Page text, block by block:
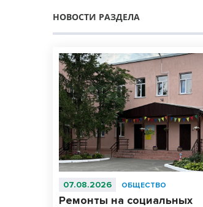
НОВОСТИ РАЗДЕЛА
07.08.2026 ОБЩЕСТВО
Ремонты на социальных